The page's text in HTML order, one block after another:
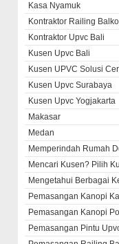
Kasa Nyamuk
Kontraktor Railing
Kontraktor Upvc Bali
Kusen Upvc Bali
Kusen UPVC Solusi
Kusen Upvc Surabaya
Kusen Upvc Yogjakarta
Makasar
Medan
Memperindah Rumah
Mencari Kusen? Pilih
Mengetahui Berbagai
Pemasangan Kanopi
Pemasangan Kanopi
Pemasangan Pintu